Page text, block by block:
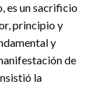
es un sacrificio
principio y
y
de
la